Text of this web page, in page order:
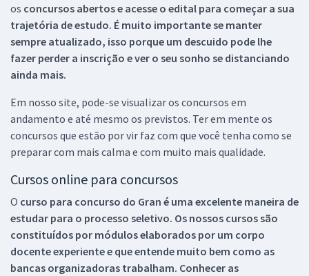
os concursos abertos e acesse o edital para começar a sua
trajetória de estudo. É muito importante se manter
sempre atualizado, isso porque um descuido pode lhe
fazer perder a inscrição e ver o seu sonho se distanciando
ainda mais.
Em nosso site, pode-se visualizar os concursos em
andamento e até mesmo os previstos. Ter em mente os
concursos que estão por vir faz com que você tenha como se
preparar com mais calma e com muito mais qualidade.
Cursos online para concursos
O curso para concurso do Gran é uma excelente maneira de
estudar para o processo seletivo. Os nossos cursos são
constituídos por módulos elaborados por um corpo
docente experiente e que entende muito bem como as
bancas organizadoras trabalham. Conhecer as